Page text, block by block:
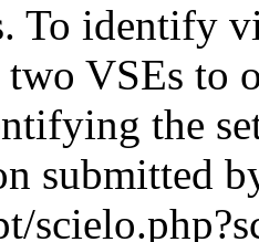
To identify
VSEs to
the
submitted